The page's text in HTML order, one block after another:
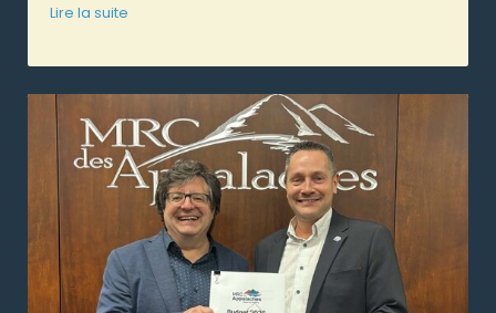
Lire la suite